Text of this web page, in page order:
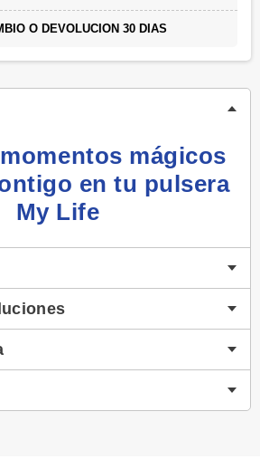
O DEVOLUCION 30 DIAS
mágicos
en tu pulsera
My Life